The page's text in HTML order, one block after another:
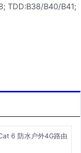
TDD:B38/B40/B41;
6 防水户外4G路由